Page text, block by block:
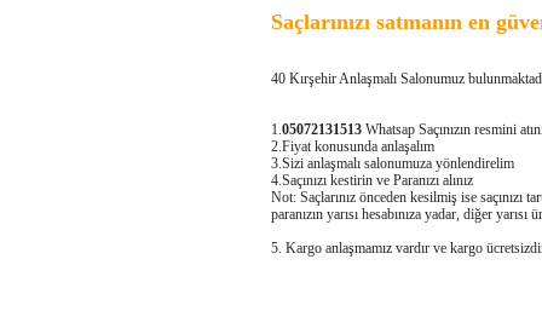
Saçlarınızı satmanın en
40 Kırşehir Anlaşmalı Salonumuz
1.05072131513 Whatsap Saçınızın resmini
2.Fiyat konusunda anlaşalım
3.Sizi anlaşmalı salonumuza yönlendirelim
4.Saçınızı kestirin ve Paranızı alınız
Not: Saçlarınız önceden kesilmiş ise saçınızı
paranızın yarısı hesabınıza yadar, diğer yarısı
5. Kargo anlaşmamız vardır ve kargo